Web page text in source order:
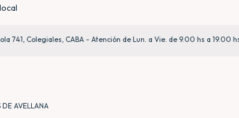
741, Colegiales, CABA - Atención de Lun. a Vie. de 9.00 hs a 19.00
AVELLANA